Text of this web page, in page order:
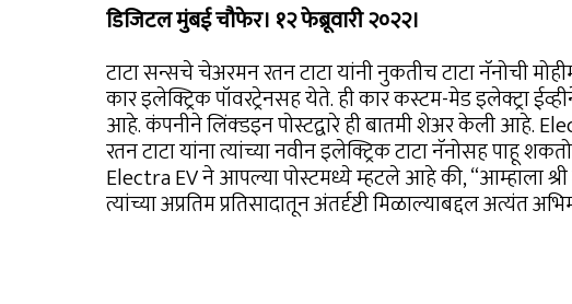
डिजिटल मुंबई चौफेर। १२ फेब्रूवारी २०२२।
टाटा सन्सचे चेअरमन रतन टाटा यांनी नुकतीच टाटा नॅनोची
कार इलेक्ट्रिक पॉवरट्रेनसह येते. ही कार कस्टम-मेड इलेक्ट्रा
आहे. कंपनीने लिंक्डइन पोस्टद्वारे ही बातमी शेअर केली आहे.
रतन टाटा यांना त्यांच्या नवीन इलेक्ट्रिक टाटा नॅनोसह पाहू
Electra EV ने आपल्या पोस्टमध्ये म्हटले आहे की, “आम्हाला श्री
त्यांच्या अप्रतिम प्रतिसादातून अंतर्दृष्टी मिळाल्याबद्दल अत्यंत